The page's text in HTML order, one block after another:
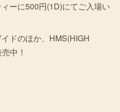
ーに500円(1D)にてご入場い
ドのほか、HMS(HIGH
中！